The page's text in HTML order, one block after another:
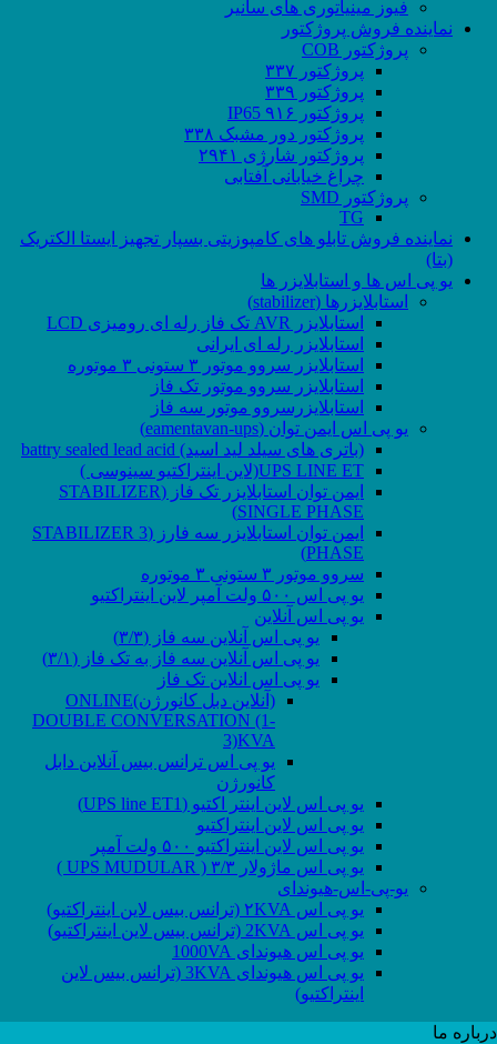
فیوز مینیاتوری های سانیر
نماینده فروش پروژکتور
پروژکتور COB
پروژکتور ۳۳۷
پروژکتور ۳۳۹
پروژکتور ۹۱۶ IP65
پروژکتور دور مشبک ۳۳۸
پروژکتور شارژی ۲۹۴۱
چراغ خیابانی آفتابی
پروژکتور SMD
TG
نماینده فروش تابلو های کامپوزیتی بسپار تجهیز ایستا الکتریک
(بتا)
یو پی اس ها و استابلایزر ها
استابلایزرها (stabilizer)
استابلایزر AVR تک فاز رله ای رومیزی LCD
استابلایزر رله ای ایرانی
استابلایزر سروو موتور ۳ ستونی ۳ موتوره
استابلایزر سروو موتور تک فاز
استابلایزرسروو موتور سه فاز
یو پی اس ایمن توان (eamentavan-ups)
(باتری های سیلد لید اسید) battry sealed lead acid
UPS LINE ET(لاین اینتراکتیو سینوسی )
ایمن توان استابلایزر تک فاز (STABILIZER
SINGLE PHASE)
ایمن توان استابلایزر سه فارز (STABILIZER 3
PHASE)
سروو موتور ۳ ستونی ۳ موتوره
یو پی اس ۵۰۰ ولت آمپر لاین اینتراکتیو
یو پی اس آنلاین
یو پی اس آنلاین سه فاز (۳/۳)
یو پی اس آنلاین سه فاز به تک فاز (۳/۱)
یو پی اس انلاین تک فاز
(آنلاین دبل کانورژن)ONLINE
DOUBLE CONVERSATION (1-
3)KVA
یو پی اس ترانس بیس آنلاین دابل
کانورژن
یو پی اس لاین اینتر اکتیو (UPS line ET1)
یو پی اس لاین اینتراکتیو
یو پی اس لاین اینتراکتیو ۵۰۰ ولت آمپر
یو پی اس ماژولار ۳/۳ ( UPS MUDULAR )
یو-پی-اس-هیوندای
یو پی اس ۲KVA (ترانس بیس لاین اینتراکتیو)
یو پی اس 2KVA (ترانس بیس لاین اینتراکتیو)
یو پی اس هیوندای 1000VA
یو پی اس هیوندای 3KVA (ترانس بیس لاین
اینتراکتیو)
درباره ما